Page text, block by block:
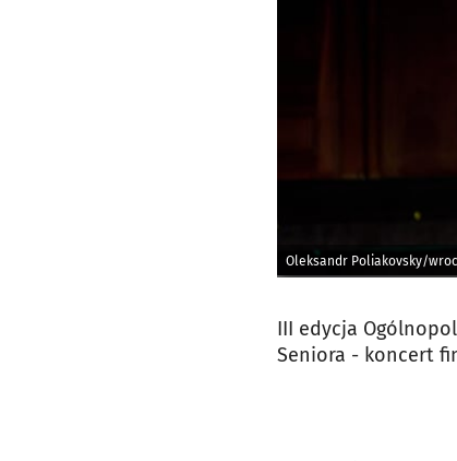
Oleksandr Poliakovsky/
III edycja
Seniora - koncert